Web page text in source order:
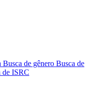
Busca de gênero Busca de
de ISRC